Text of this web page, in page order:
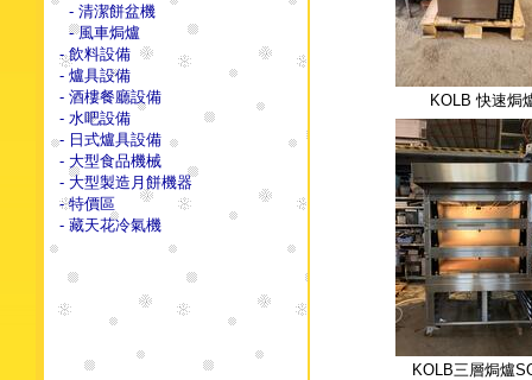
- 清潔餅盆機
- 風車焗爐
- 飲料設備
- 爐具設備
- 酒樓餐廳設備
- 水吧設備
- 日式爐具設備
- 大型食品機械
- 大型製造月餅機器
- 特價區
- 藏天花冷氣機
KOLB 快速焗
KOLB三層焗爐